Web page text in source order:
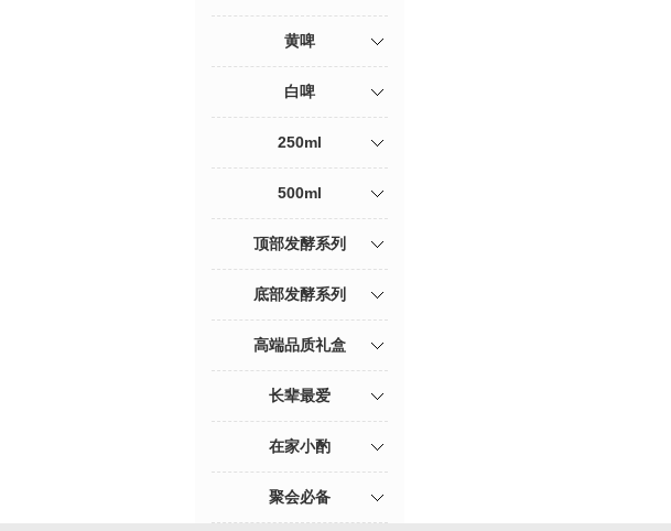
黄啤
白啤
250ml
500ml
顶部发酵系列
底部发酵系列
高端品质礼盒
长辈最爱
在家小酌
聚会必备